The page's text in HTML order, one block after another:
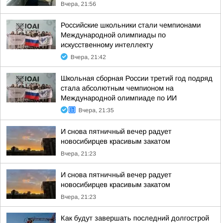
Вчера, 21:56
Российские школьники стали чемпионами
Международной олимпиады по
искусственному интеллекту
Вчера, 21:42
Школьная сборная России третий год подряд
стала абсолютным чемпионом на
Международной олимпиаде по ИИ
Вчера, 21:35
И снова пятничный вечер радует
новосибирцев красивым закатом
Вчера, 21:23
И снова пятничный вечер радует
новосибирцев красивым закатом
Вчера, 21:23
Как будут завершать последний долгострой